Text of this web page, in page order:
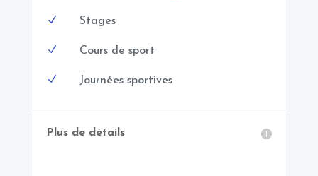
N Stages
N Cours de sport
N Journées sportives
Plus de détails